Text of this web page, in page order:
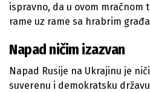
ispravno, da u ovom mračnom
rame uz rame sa hrabrim
Napad ničim izazvan
Napad Rusije na Ukrajinu je
suverenu i demokratsku